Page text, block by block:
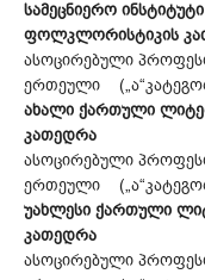
სამეცნიერო ინსტიტუტი
ფოლკლორისტიკის
ასოცირებული
ერთეული
ახალი ქართული
კათედრა
ასოცირებული
ერთეული
უახლესი ქართული
კათედრა
ასოცირებული